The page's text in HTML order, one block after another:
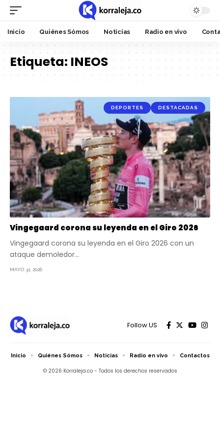
Inicio Quiénes Sómos Noticias Radio en vivo
Etiqueta:INEOS
DEPORTES DESTACADAS
Vingegaard corona su leyenda en el Giro 2026
Vingegaard corona su leyenda en el Giro 2026 con un
ataque demoledor…
MAYO 31, 2026
Follow US
© 2026 Korraleja.co - Todos los derechos reservados
Inicio Quiénes Sómos Noticias Radio en vivo Contactos